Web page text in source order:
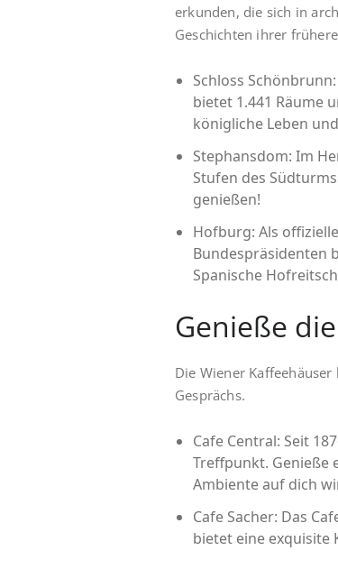
erkunden, die sich in
Geschichten ihrer
Schloss
bietet 1.441 Räume
königliche Leben
Stephansdom: Im
Stufen des
genießen!
Hofburg: Als
Bundespräsidenten
Spanische
Genieße
Die Wiener
Gesprächs.
Cafe Central: Seit
Treffpunkt. Genieße
Ambiente auf dich
Cafe Sacher: Das
bietet eine exquisite